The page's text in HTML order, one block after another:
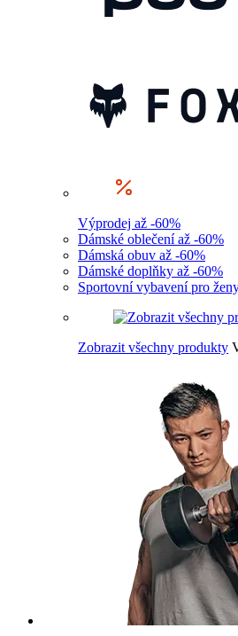
Výprodej až -60%
Dámské oblečení až -60%
Dámská obuv až -60%
Dámské doplňky až -60%
Sportovní vybavení pro
Zobrazit všechny produkty